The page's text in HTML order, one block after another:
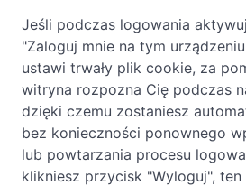
Jeśli podczas logowania
"Zaloguj mnie na tym
ustawi trwały plik cookie, za
witryna rozpozna Cię podczas
dzięki czemu zostaniesz
bez konieczności ponownego
lub powtarzania procesu
klikniesz przycisk "Wyloguj",